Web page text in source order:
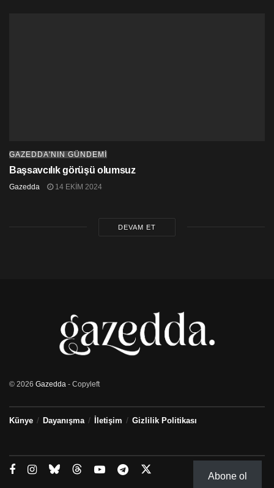
GAZEDDA'NIN GÜNDEMİ
Başsavcılık görüşü olumsuz
Gazedda 14 EKIM 2024
DEVAM ET
© 2026 Gazedda - Copyleft
Künye Dayanışma İletişim Gizlilik Politikası
Abone ol